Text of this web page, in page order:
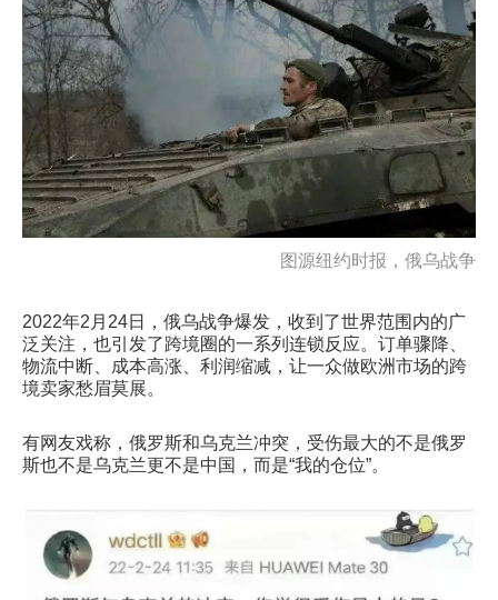
图源纽约时报，俄乌战争
2022年2月24日，俄乌战争爆发，收到了世界范围内的广
泛关注，也引发了跨境圈的一系列连锁反应。订单骤降、
物流中断、成本高涨、利润缩减，让一众做欧洲市场的跨
境卖家愁眉莫展。
有网友戏称，俄罗斯和乌克兰冲突，受伤最大的不是俄罗
斯也不是乌克兰更不是中国，而是“我的仓位”。